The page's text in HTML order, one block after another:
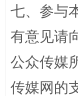
七、参与
有意见请
公众传媒
传媒网的